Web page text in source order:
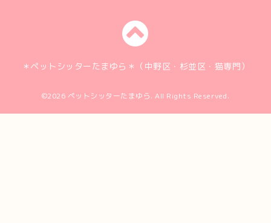
＊ペットシッターたまゆら＊（中野区・杉並区・猫専門）
©2026 ペットシッターたまゆら. All Rights Reserved.